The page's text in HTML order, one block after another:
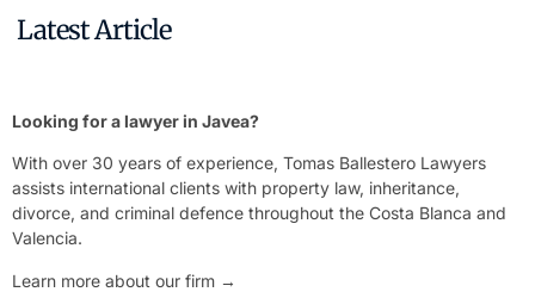
Latest Article
Looking for a lawyer in Javea?
With over 30 years of experience, Tomas Ballestero Lawyers
assists international clients with property law, inheritance,
divorce, and criminal defence throughout the Costa Blanca and
Valencia.
Learn more about our firm →